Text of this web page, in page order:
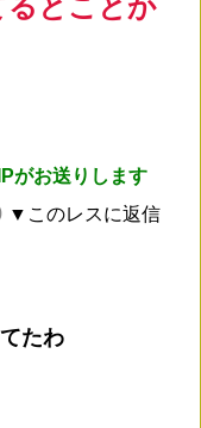
がお送りします
▼このレスに返信
たわ